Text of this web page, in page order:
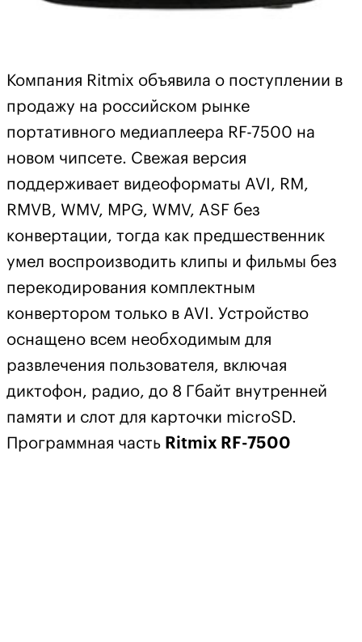
Компания Ritmix объявила о поступлении в
продажу на российском рынке
портативного медиаплеера RF-7500 на
новом чипсете. Свежая версия
поддерживает видеоформаты AVI, RM,
RMVB, WMV, MPG, WMV, ASF без
конвертации, тогда как предшественник
умел воспроизводить клипы и фильмы без
перекодирования комплектным
конвертором только в AVI. Устройство
оснащено всем необходимым для
развлечения пользователя, включая
диктофон, радио, до 8 Гбайт внутренней
памяти и слот для карточки microSD.
Программная часть Ritmix RF-7500